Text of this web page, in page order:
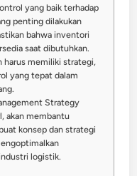
yang baik terhadap
penting dilakukan
bahwa inventori
saat dibutuhkan.
harus memiliki strategi,
yang tepat dalam
Strategy
akan membantu
konsep dan strategi
logistik.